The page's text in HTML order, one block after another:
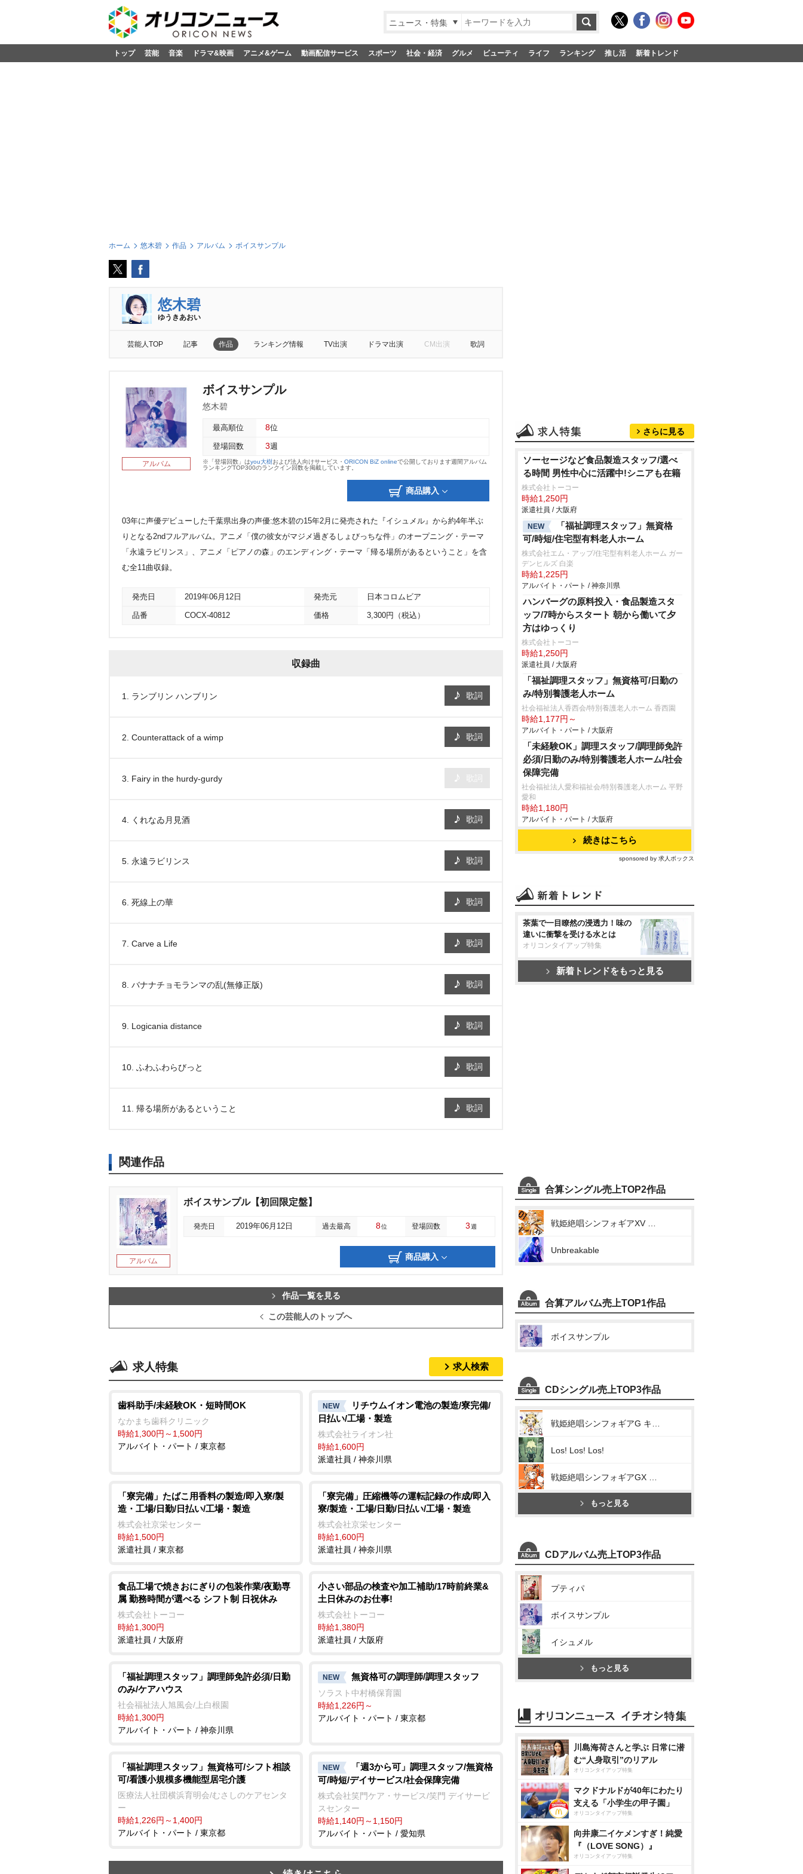
ニュース・特集
トップ 芸能 音楽 ドラマ&映画 アニメ&ゲーム 動画配信サービス スポーツ 社会・経済 グルメ ビューティ ライフ ランキング 推し活 新着トレンド
ホーム 悠木碧 作品 アルバム ボイスサンプル
悠木碧
ゆうきあおい
芸能人TOP 記事 作品 ランキング情報 TV出演 ドラマ出演 CM出演 歌詞
アルバム
ボイスサンプル
悠木碧
最高順位 8位
登場回数 3週
※「登場回数」はyou大樹および法人向けサービス・ ORICON BiZ onlineで公開しております週間アルバム
ランキングTOP300のランクイン回数を掲載しています。
商品購入
03年に声優デビューした千葉県出身の声優:悠木碧の15年2月に発売された『イシュメル』から約4年半ぶ
りとなる2ndフルアルバム。アニメ「僕の彼女がマジメ過ぎるしょびっちな件」のオープニング・テーマ
「永遠ラビリンス」、アニメ「ピアノの森」のエンディング・テーマ「帰る場所があるということ」を含
む全11曲収録。
発売日 2019年06月12日 発売元 日本コロムビア
品番 COCX-40812 価格 3,300円（税込）
収録曲
1. ランブリン ハンブリン 歌詞
2. Counterattack of a wimp 歌詞
3. Fairy in the hurdy-gurdy
4. くれなゐ月見酒 歌詞
5. 永遠ラビリンス 歌詞
6. 死線上の華 歌詞
7. Carve a Life 歌詞
8. バナナチョモランマの乱(無修正版) 歌詞
9. Logicania distance 歌詞
10. ふわふわらびっと 歌詞
11. 帰る場所があるということ 歌詞
関連作品
アルバム
ボイスサンプル【初回限定盤】
発売日 2019年06月12日 過去最高 8位 登場回数 3週
商品購入
作品一覧を見る
この芸能人のトップへ
求人特集 求人検索
歯科助手/未経験OK・短時間OK
なかまち歯科クリニック
時給1,300円～1,500円
アルバイト・パート / 東京都
NEW
リチウムイオン電池の製造/寮完備/
日払い/工場・製造
株式会社ライオン社
時給1,600円
派遣社員 / 神奈川県
「寮完備」たばこ用香料の製造/即入寮/製
造・工場/日勤/日払い/工場・製造
株式会社京栄センター
時給1,500円
派遣社員 / 東京都
「寮完備」圧縮機等の運転記録の作成/即入
寮/製造・工場/日勤/日払い/工場・製造
株式会社京栄センター
時給1,600円
派遣社員 / 神奈川県
食品工場で焼きおにぎりの包装作業/夜勤専
属 勤務時間が選べる シフト制 日祝休み
株式会社トーコー
時給1,300円
派遣社員 / 大阪府
小さい部品の検査や加工補助/17時前終業&
土日休みのお仕事!
株式会社トーコー
時給1,380円
派遣社員 / 大阪府
「福祉調理スタッフ」調理師免許必須/日勤
のみ/ケアハウス
社会福祉法人旭風会/上白根園
時給1,300円
アルバイト・パート / 神奈川県
NEW 無資格可の調理師/調理スタッフ
ソラスト中村橋保育園
時給1,226円～
アルバイト・パート / 東京都
「福祉調理スタッフ」無資格可/シフト相談
可/看護小規模多機能型居宅介護
医療法人社団横浜育明会/むさしのケアセンタ
ー
時給1,226円～1,400円
アルバイト・パート / 東京都
NEW
「週3から可」調理スタッフ/無資格
可/時短/デイサービス/社会保障完備
株式会社笑門ケア・サービス/笑門 デイサービ
スセンター
時給1,140円～1,150円
アルバイト・パート / 愛知県
さらに見る
ソーセージなど食品製造スタッフ/選べ
る時間 男性中心に活躍中!シニアも在籍
株式会社トーコー
時給1,250円
派遣社員 / 大阪府
NEW
「福祉調理スタッフ」無資格
可/時短/住宅型有料老人ホーム
株式会社エム・アップ/住宅型有料老人ホーム ガー
デンヒルズ 白楽
時給1,225円
アルバイト・パート / 神奈川県
ハンバーグの原料投入・食品製造スタ
ッフ/7時からスタート 朝から働いて夕
方はゆっくり
株式会社トーコー
時給1,250円
派遣社員 / 大阪府
「福祉調理スタッフ」無資格可/日勤の
み/特別養護老人ホーム
社会福祉法人香西会/特別養護老人ホーム 香西園
時給1,177円～
アルバイト・パート / 大阪府
「未経験OK」調理スタッフ/調理師免許
必須/日勤のみ/特別養護老人ホーム/社会
保障完備
社会福祉法人愛和福祉会/特別養護老人ホーム 平野
愛和
時給1,180円
アルバイト・パート / 大阪府
続きはこちら
sponsored by 求人ボックス
茶葉で一目瞭然の浸透力！味の
違いに衝撃を受ける水とは
オリコンタイアップ特集
新着トレンドをもっと見る
合算シングル売上TOP2作品
Unbreakable
合算アルバム売上TOP1作品
ボイスサンプル
CDシングル売上TOP3作品
Los! Los! Los!
もっと見る
CDアルバム売上TOP3作品
プティパ
ボイスサンプル
イシュメル
もっと見る
川島海荷さんと学ぶ 日常に潜
む“人身取引”のリアル
オリコンタイアップ特集
マクドナルドが40年にわたり
支える「小学生の甲子園」
オリコンタイアップ特集
向井康二イケメンすぎ！純愛
『（LOVE SONG）』
オリコンタイアップ特集